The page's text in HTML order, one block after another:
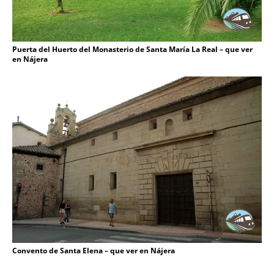
Puerta del Huerto del Monasterio de Santa María La Real – que ver
en Nájera
Convento de Santa Elena – que ver en Nájera